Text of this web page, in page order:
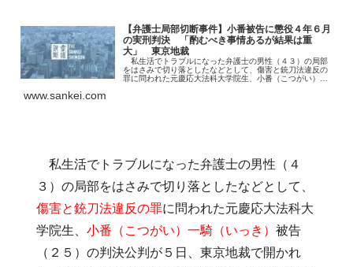
【弁護士局部切断事件】小番被告に懲役４年６月
の実刑判決 「酌むべき事情あるが結果は重
大」 東京地裁
私生活でトラブルになった弁護士の男性（４３）の局部
をはさみで切り落としたなどとして、傷害と銃刀法違反の
罪に問われた元慶応大法科大学院生、小番（こつがい）一
www.sankei.com
私生活でトラブルになった弁護士の男性（４
３）の局部をはさみで切り落としたなどとして、
傷害と銃刀法違反の罪に問われた元慶応大法科大
学院生、 小番（こつがい）一騎（いっき） 被告
（２５）の判決公判が５日、東京地裁で開かれ